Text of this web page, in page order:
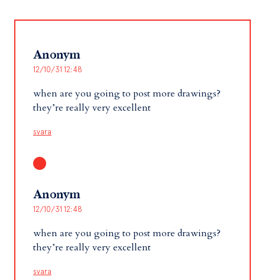
Anonym
12/10/31 12:48
when are you going to post more drawings?
they’re really very excellent
svara
Anonym
12/10/31 12:48
when are you going to post more drawings?
they’re really very excellent
svara